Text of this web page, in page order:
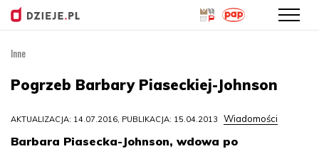
treści
Inne
Pogrzeb Barbary Piaseckiej-Johnson
AKTUALIZACJA: 14.07.2016, PUBLIKACJA: 15.04.2013 Wiadomości
Barbara Piasecka-Johnson, wdowa po